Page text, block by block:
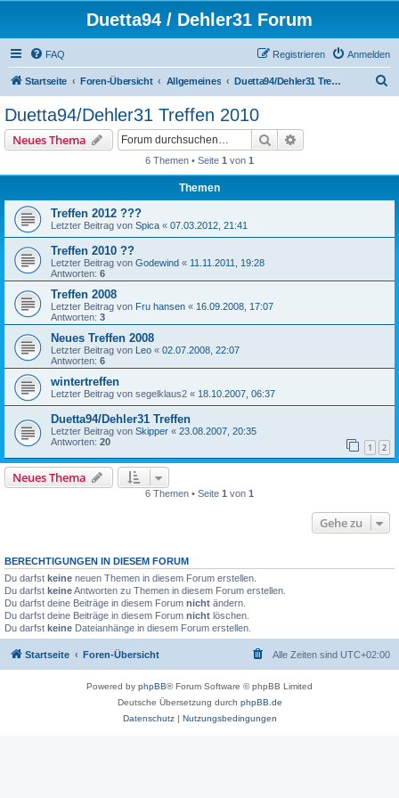
Duetta94 / Dehler31 Forum
FAQ Anmelden
Registrieren
Startseite Foren-Übersicht Allgemeines Duetta94/Dehler31 Treffen 2010
Duetta94/Dehler31 Treffen 2010
Neues Thema Suche
6 Themen • Seite 1 von 1
Themen
Treffen 2012 ???
Letzter Beitrag von Spica « 07.03.2012, 21:41
Treffen 2010 ??
Letzter Beitrag von Godewind « 11.11.2011, 19:28
Antworten: 6
Treffen 2008
Letzter Beitrag von Fru hansen « 16.09.2008, 17:07
Antworten: 3
Neues Treffen 2008
Letzter Beitrag von Leo « 02.07.2008, 22:07
Antworten: 6
wintertreffen
Letzter Beitrag von segelklaus2 « 18.10.2007, 06:37
Duetta94/Dehler31 Treffen
Letzter Beitrag von Skipper « 23.08.2007, 20:35
Antworten: 20 1 2
Neues Thema
6 Themen • Seite 1 von 1
Gehe zu
BERECHTIGUNGEN IN DIESEM FORUM
Du darfst keine neuen Themen in diesem Forum erstellen.
Du darfst keineAntworten zu Themen in diesem Forum erstellen.
Du darfst deine Beiträge in diesem Forum nicht ändern.
Du darfst deine Beiträge in diesem Forum nicht löschen.
Du darfst keine Dateianhänge in diesem Forum erstellen.
Startseite Foren-Übersicht Alle Zeiten sind UTC+02:00
Powered by phpBB® Forum Software © phpBB Limited
Deutsche Übersetzung durch phpBB.de
Datenschutz| Nutzungsbedingungen